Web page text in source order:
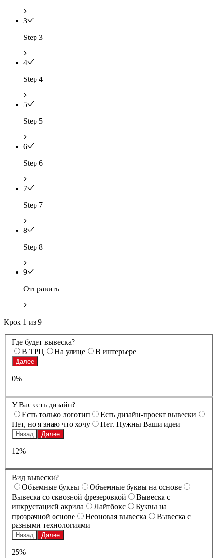
3
Step 3
4
Step 4
5
Step 5
6
Step 6
7
Step 7
8
Step 8
9
Отправить
Крок 1 из 9
Где будет вывеска?
В ТРЦ
На улице В интерьере
Далее
0%
У Вас есть дизайн?
Есть только логотип
Есть дизайн-проект вывески
Нет, но я знаю что хочу
Нет. Нужны Ваши идеи
Назад Далее
12%
Вид вывески?
Oбъемные буквы
Oбъемные буквы на основе
Вывеска со сквозной фрезеровкой
Вывеска с
инкрустацией акрила
Лайтбокс
Буквы на
прозрачной основе
Неоновая вывеска
Вывеска с
разными технологиями
Назад Далее
25%